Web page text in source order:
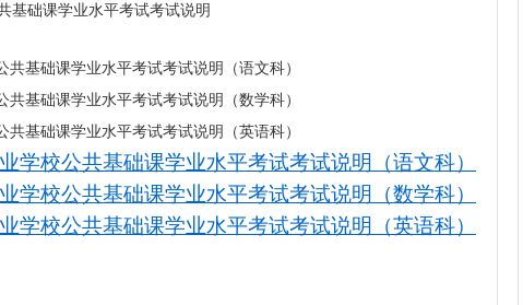
基础课学业水平考试考试说明
基础课学业水平考试考试说明（语文科）
基础课学业水平考试考试说明（数学科）
基础课学业水平考试考试说明（英语科）
学校公共基础课学业水平考试考试说明（语文科）
学校公共基础课学业水平考试考试说明（数学科）
学校公共基础课学业水平考试考试说明（英语科）